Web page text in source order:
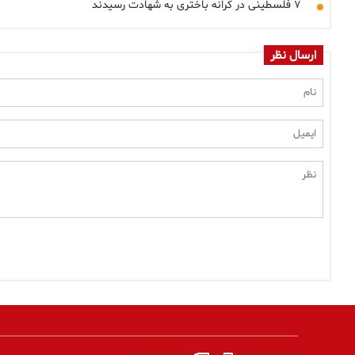
۷ فلسطینی در کرانه باختری به شهادت رسیدند
ارسال نظر